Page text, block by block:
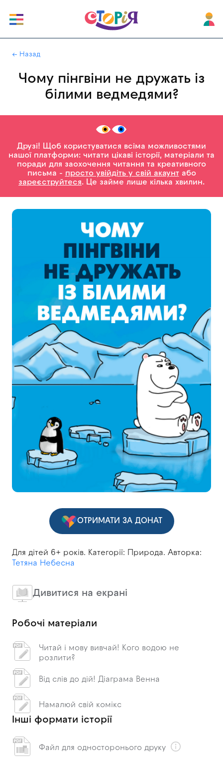
← Назад
Чому пінгвіни не дружать із
білими ведмедями?
Друзі! Щоб користуватися всіма можливостями
нашої платформи: читати цікаві історії, матеріали та
поради для заохочення читання та креативного
письма - просто увійдіть у свій акаунтабо
зареєструйтеся. Це займе лише кілька хвилин.
ОТРИМАТИ ЗА ДОНАТ
Для дітей 6+ років. Категорії: Природа. Авторка:
Тетяна Небесна
Дивитися на екрані
Робочі матеріали
Читай і мову вивчай! Кого водою не
розлити?
Від слів до дій! Діаграма Венна
Намалюй свій комікс
Інші формати історії
Файл для односторонього друку